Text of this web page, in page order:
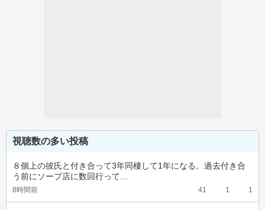
視聴数の多い投稿
８個上の彼氏と付き合って3年同棲して1年になる。過去付き合
う前にソープ店に数回行って…
8時間前 41 1 1